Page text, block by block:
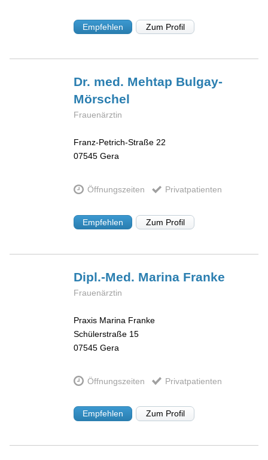
Empfehlen Zum Profil
Dr. med. Mehtap Bulgay-
Mörschel
Frauenärztin
Franz-Petrich-Straße 22
07545 Gera
Öffnungszeiten Privatpatienten
Empfehlen Zum Profil
Dipl.-Med. Marina Franke
Frauenärztin
Praxis Marina Franke
Schülerstraße 15
07545 Gera
Öffnungszeiten Privatpatienten
Empfehlen Zum Profil